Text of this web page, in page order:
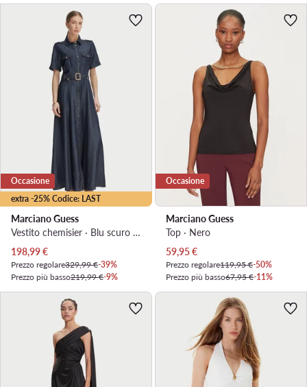
extra -25% Codice: LAST
Occasione
Marciano Guess
Vestito chemisier · Blu scuro · Maxi
Prezzo attuale
198,99€
Prezzo regolare329,99 €-39%
Prezzo più basso219,99 €-9%
Occasione
Marciano Guess
Top · Nero
Prezzo attuale
59,95€
Prezzo regolare119,95 €-50%
Prezzo più basso67,95 €-11%